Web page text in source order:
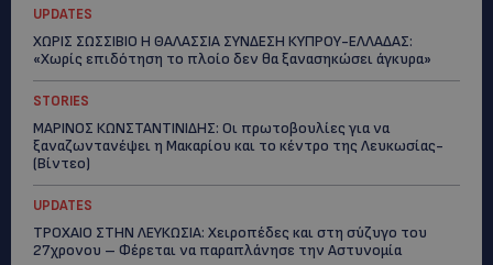
UPDATES
ΧΩΡΙΣ ΣΩΣΣΙΒΙΟ Η ΘΑΛΑΣΣΙΑ ΣΥΝΔΕΣΗ ΚΥΠΡΟΥ-ΕΛΛΑΔΑΣ:
«Χωρίς επιδότηση το πλοίο δεν θα ξανασηκώσει άγκυρα»
STORIES
ΜΑΡΙΝΟΣ ΚΩΝΣΤΑΝΤΙΝΙΔΗΣ: Οι πρωτοβουλίες για να
ξαναζωντανέψει η Μακαρίου και το κέντρο της Λευκωσίας-
(Βίντεο)
UPDATES
ΤΡΟΧΑΙΟ ΣΤΗΝ ΛΕΥΚΩΣΙΑ: Χειροπέδες και στη σύζυγο του
27χρονου – Φέρεται να παραπλάνησε την Αστυνομία